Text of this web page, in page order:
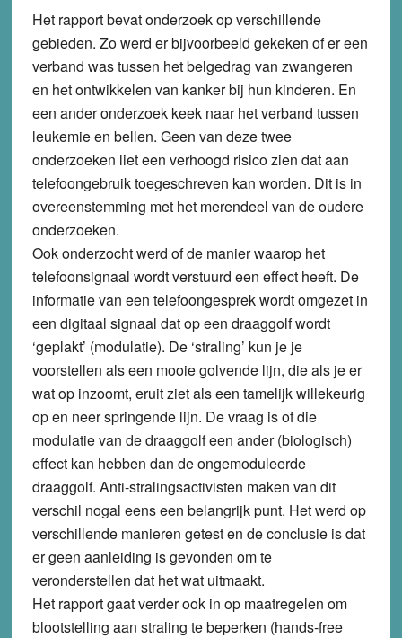
Het rapport bevat onderzoek op verschillende
gebieden. Zo werd er bijvoorbeeld gekeken of er een
verband was tussen het belgedrag van zwangeren
en het ontwikkelen van kanker bij hun kinderen. En
een ander onderzoek keek naar het verband tussen
leukemie en bellen. Geen van deze twee
onderzoeken liet een verhoogd risico zien dat aan
telefoongebruik toegeschreven kan worden. Dit is in
overeenstemming met het merendeel van de oudere
onderzoeken.
Ook onderzocht werd of de manier waarop het
telefoonsignaal wordt verstuurd een effect heeft. De
informatie van een telefoongesprek wordt omgezet in
een digitaal signaal dat op een draaggolf wordt
‘geplakt’ (modulatie). De ‘straling’ kun je je
voorstellen als een mooie golvende lijn, die als je er
wat op inzoomt, eruit ziet als een tamelijk willekeurig
op en neer springende lijn. De vraag is of die
modulatie van de draaggolf een ander (biologisch)
effect kan hebben dan de ongemoduleerde
draaggolf. Anti-stralingsactivisten maken van dit
verschil nogal eens een belangrijk punt. Het werd op
verschillende manieren getest en de conclusie is dat
er geen aanleiding is gevonden om te
veronderstellen dat het wat uitmaakt.
Het rapport gaat verder ook in op maatregelen om
blootstelling aan straling te beperken (hands-free